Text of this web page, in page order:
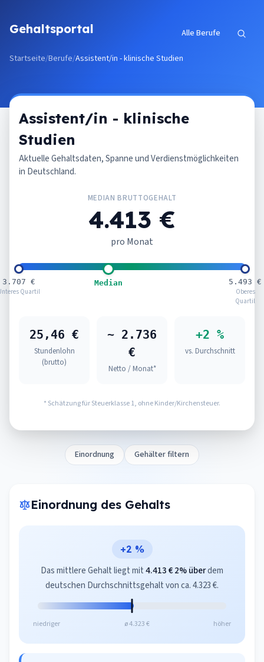
Gehaltsportal Alle Berufe
Startseite/Berufe/Assistent/in - klinische Studien
Assistent/in - klinische
Studien
Aktuelle Gehaltsdaten, Spanne und Verdienstmöglichkeiten
in Deutschland.
MEDIAN BRUTTOGEHALT
4.413 €
pro Monat
3.707 €
Quartil
Median
5.493 €
Oberes
Quartil
25,46 €
Stundenlohn
(brutto)
~ 2.736
€
Netto / Monat*
+2 %
vs. Durchschnitt
* Schätzung für Steuerklasse 1, ohne Kinder/Kirchensteuer.
Einordnung Gehälter filtern
Einordnung des Gehalts
+2 %
Das mittlere Gehalt liegt mit4.413 €2% überdem
deutschen Durchschnittsgehalt von ca. 4.323 €.
niedriger ø 4.323 € höher